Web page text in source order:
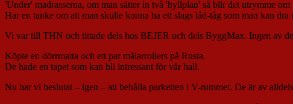
'Under' madrasserna, om man sätter in två 'hyllplan' så blir det utrymme
Har en tanke om att man skulle kunna ha ett slags låd-tåg som man kan
Vi var till THN och tittade dels hos BEJER och dels ByggMax. Ingen av
Köpte en dörrmatta och ett par målarrollers på Rusta.
De hade en tapet som kan bli intressant för vår hall.
Nu har vi beslutat – igen – att behålla parketten i V-rummet. De är av